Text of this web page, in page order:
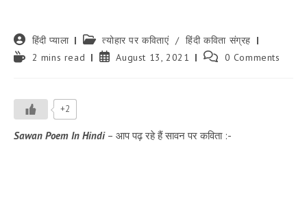
Post
author:
हिंदी प्याला
Post
category:
त्योहार पर कविताएं / हिंदी कविता संग्रह
Reading2 mins read
PostAugust 13, 2021
Post 0 Comments
+2
Sawan Poem In Hindi– आप पढ़ रहे हैं सावन पर कविता :-